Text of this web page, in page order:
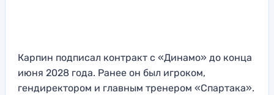
Карпин подписал контракт с «Динамо» до конца
июня 2028 года. Ранее он был игроком,
гендиректором и главным тренером «Спартака».